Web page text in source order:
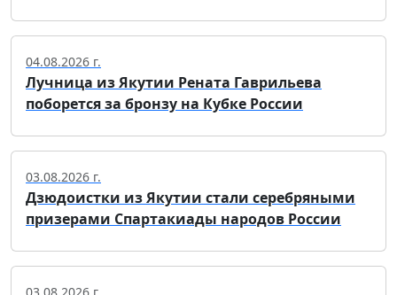
04.08.2026 г.
Лучница из Якутии Рената Гаврильева
поборется за бронзу на Кубке России
03.08.2026 г.
Дзюдоистки из Якутии стали серебряными
призерами Спартакиады народов России